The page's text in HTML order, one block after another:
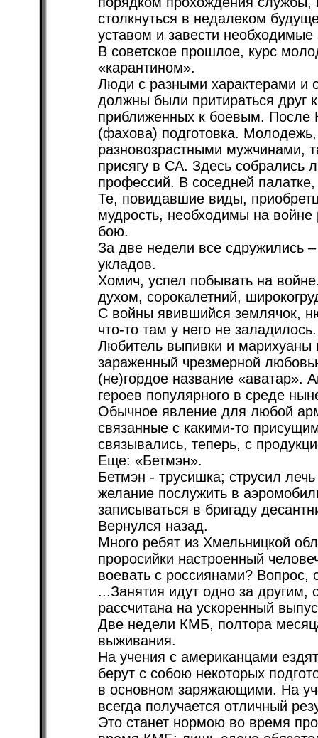
столкнуться в недалеком
уставом и завести необходимые
В советское прошлое, курс
«карантином».
Люди с разными характерами и
должны были притираться друг
приближенных к боевым.
(фахова) подготовка.
разновозрастными мужчинами,
присягу в СА. Здесь
профессий. В соседней
Те, повидавшие виды,
мудрость, необходимы на войне
бою.
За две недели все сдружились
укладов.
Хомич, успел побывать на
духом, сорокалетний,
С войны явившийся землячок,
что-то там у него не заладилось.
Любитель выпивки и
зараженный чрезмерной
(не)гордое название «аватар».
героев популярного в среде
Обычное явление для любой
связанные с какими-то
связывались, теперь, с
Еще: «Бетмэн».
Бетмэн - трусишка; струсил
желание послужить в
записываться в бригаду
Вернулся назад.
Много ребят из Хмельницкой
проросийки настроенный
воевать с россиянами? Вопрос,
...Занятия идут одно за другим,
рассчитана на ускоренный
Две недели КМБ, полтора
выживания.
На учения с американцами
берут с собою некоторых
в основном заряжающими. На
всегда получается отличный
Это станет нормою во время